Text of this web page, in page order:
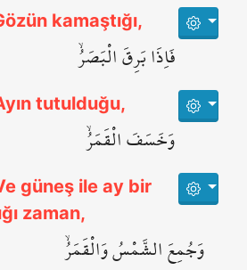
kamaştığı,
فَاِذَا بَرِقَ الْبَصَرُۙ
tutulduğu,
وَخَسَفَ الْقَمَرُۙ
güneş ile ay bir
zaman,
وَجُمِعَ الشَّمْسُ وَالْقَمَرُۙ